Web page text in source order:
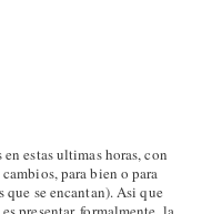
estas ultimas horas, con
para bien o para
que se encantan). Asi que